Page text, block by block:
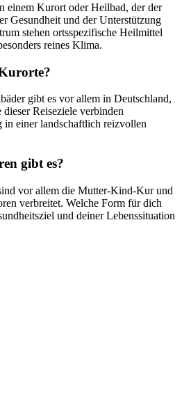
einem Kurort oder Heilbad, der der
Gesundheit und der Unterstützung
stehen ortsspezifische Heilmittel
reines Klima.
gibt es vor allem in Deutschland,
Reiseziele verbinden
einer landschaftlich reizvollen
gibt es?
vor allem die Mutter-Kind-Kur und
verbreitet. Welche Form für dich
und deiner Lebenssituation